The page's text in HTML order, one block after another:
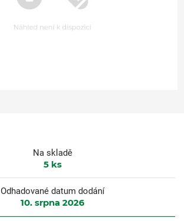
Na skladě
5ks
Odhadované datum dodání
10. srpna 2026